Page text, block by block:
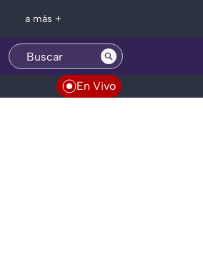
a más +
En Vivo